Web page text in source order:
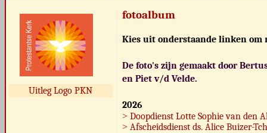
Uitleg Logo PKN
fotoalbum
Kies uit onderstaande linken om
De foto's zijn gemaakt door
en Piet v/d Velde.
2026
˃Doopdienst Lotte Sophie van den
˃Afscheidsdienst ds. Alice Buizer-